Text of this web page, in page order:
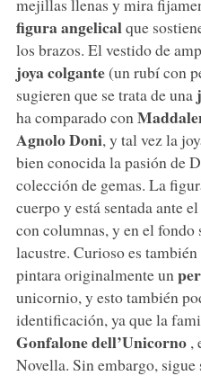
figura angelicalque
los brazos. El vestido de
joya colgante(un rubí con
sugieren que se trata de una
ha comparado con
Agnolo Doni, y tal vez la
bien conocida la pasión de
colección de gemas. La
cuerpo y está sentada ante
con columnas, y en el fondo
lacustre. Curioso es
pintara originalmente un
unicornio, y esto también
identificación, ya que la
Gonfalone dell’Unicorno ,
Novella. Sin embargo,